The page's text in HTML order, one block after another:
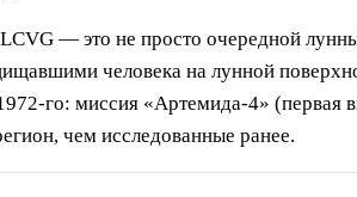
— это не просто очередной
человека на лунной
го: миссия «Артемида-4»
чем исследованные ранее.